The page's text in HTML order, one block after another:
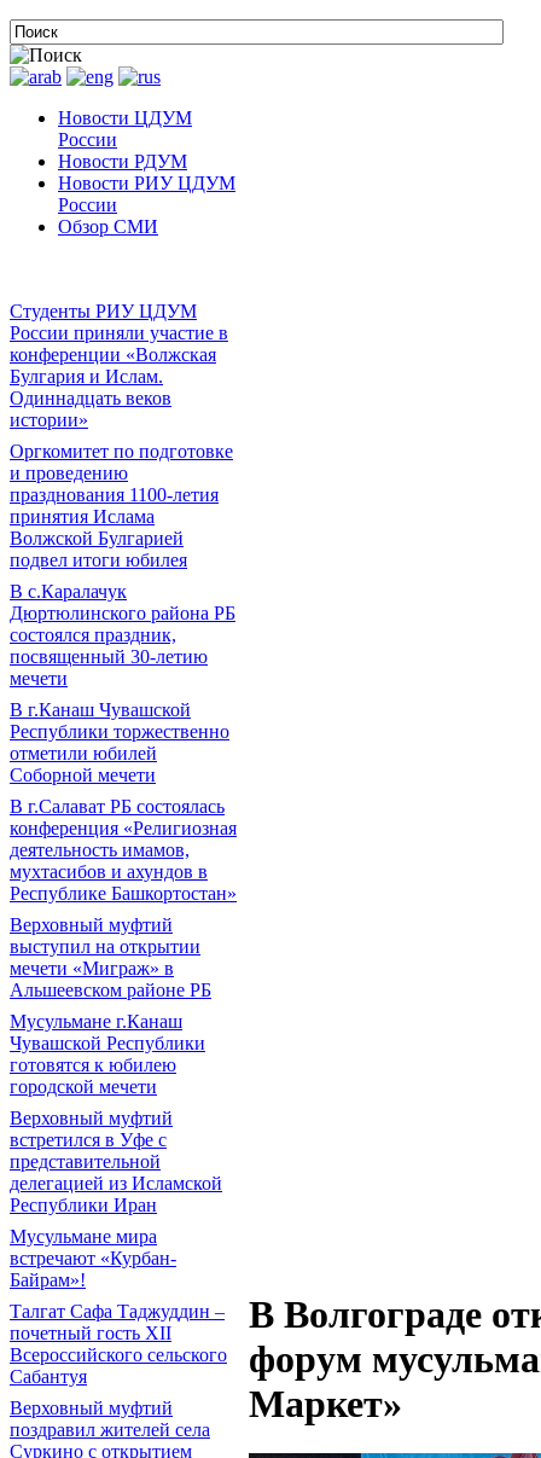
Новости ЦДУМ
России
Новости РДУМ
Новости РИУ ЦДУМ
России
Обзор СМИ
Студенты РИУ ЦДУМ
России приняли участие в
конференции «Волжская
Булгария и Ислам.
Одиннадцать веков
истории»
Оргкомитет по подготовке
и проведению
празднования 1100-летия
принятия Ислама
Волжской Булгарией
подвел итоги юбилея
В с.Каралачук
Дюртюлинского района РБ
состоялся праздник,
посвященный 30-летию
мечети
В г.Канаш Чувашской
Республики торжественно
отметили юбилей
Соборной мечети
В г.Салават РБ состоялась
конференция «Религиозная
деятельность имамов,
мухтасибов и ахундов в
Республике Башкортостан»
Верховный муфтий
выступил на открытии
мечети «Миграж» в
Альшеевском районе РБ
Мусульмане г.Канаш
Чувашской Республики
готовятся к юбилею
городской мечети
Верховный муфтий
встретился в Уфе с
представительной
делегацией из Исламской
Республики Иран
Мусульмане мира
встречают «Курбан-
Байрам»!
Талгат Сафа Таджуддин –
почетный гость XII
Всероссийского сельского
Сабантуя
Верховный муфтий
поздравил жителей села
Суркино с открытием
В Волгограде
форум
Маркет»